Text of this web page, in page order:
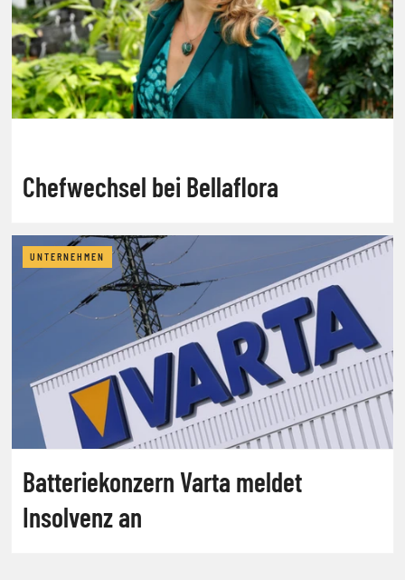
Chefwechsel bei Bellaflora
UNTERNEHMEN
Batteriekonzern Varta meldet
Insolvenz an